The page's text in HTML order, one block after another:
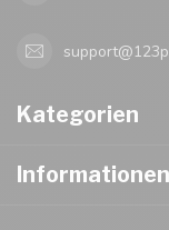
Kategorien
Informationen